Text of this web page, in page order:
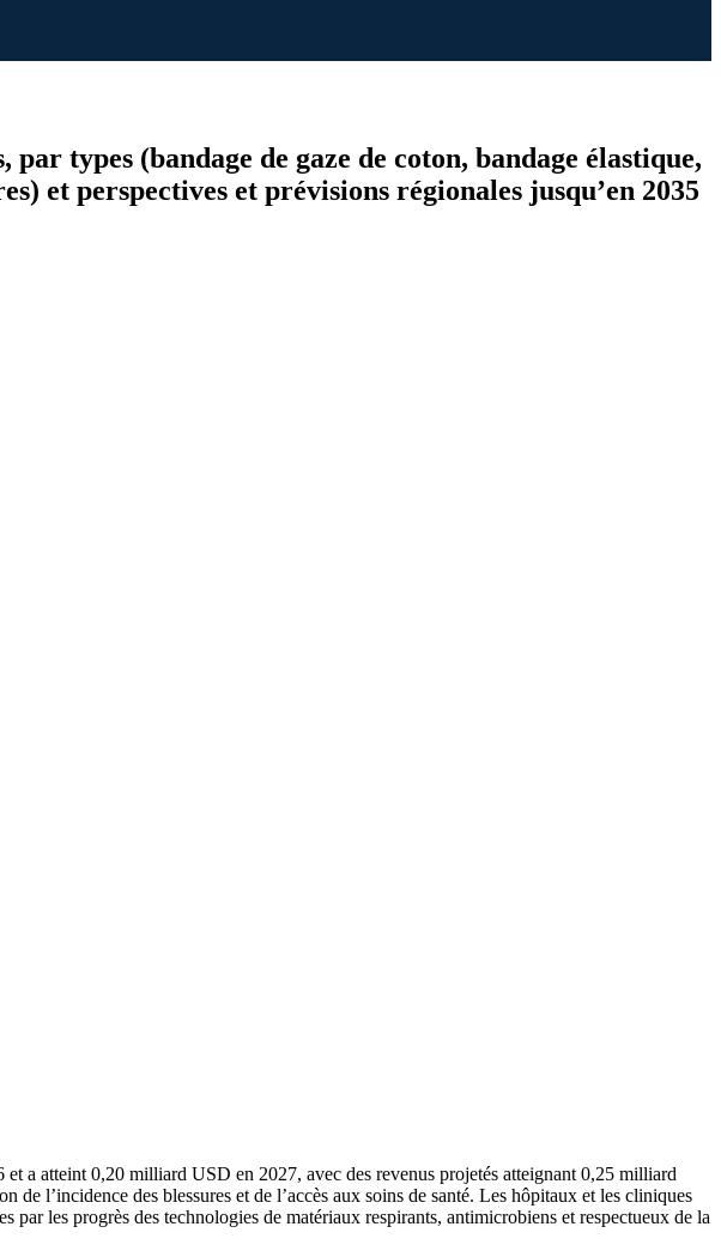
types (bandage de gaze de coton, bandage élastique,
et perspectives et prévisions régionales jusqu’en 2035
a atteint 0,20 milliard USD en 2027, avec des revenus projetés atteignant 0,25 milliard
l’incidence des blessures et de l’accès aux soins de santé. Les hôpitaux et les cliniques
les progrès des technologies de matériaux respirants, antimicrobiens et respectueux de la